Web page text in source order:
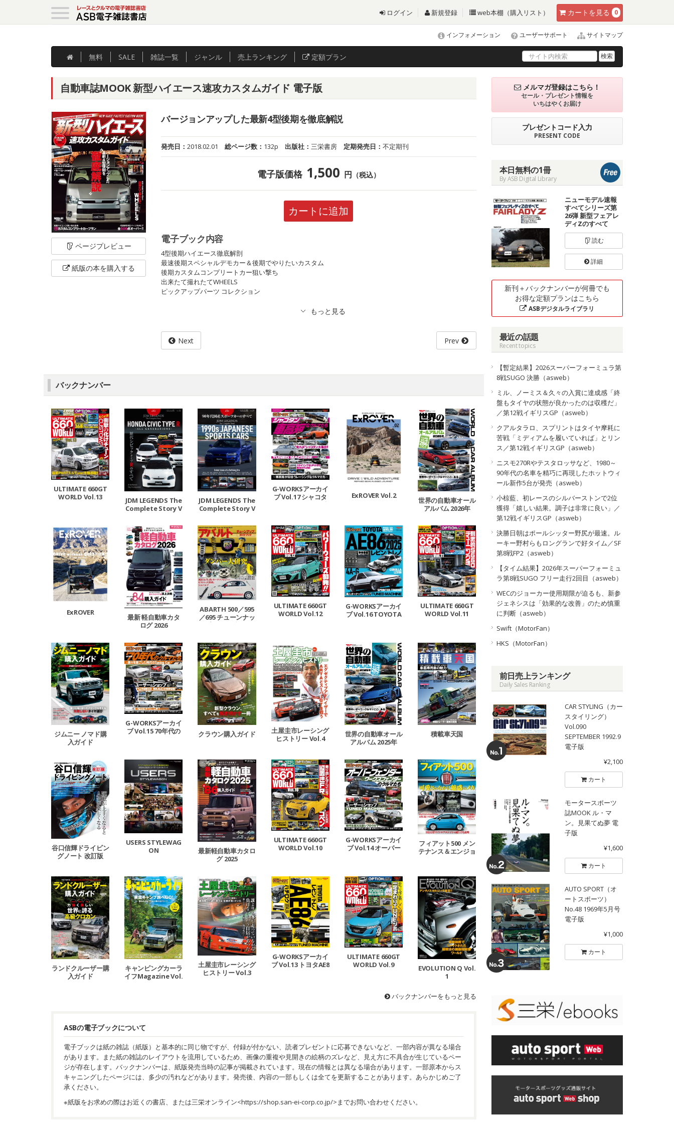
カート を見る 0
ログイン 新規登録 web本棚（購入リスト）
インフォメーション ユーザーサポート サイトマップ
無料 SALE 雑誌一覧 ジャンル 売上ランキング 定額プラン 検索
自動車誌MOOK 新型ハイエース速攻カスタムガイド 電子版
ページプレビュー
紙版の本を購入する
バージョンアップした最新4型後期を徹底解説
発売日：2018.02.01 総ページ数： 132p 出版社：三栄書房 定期発売日：不定期刊
電子版価格 1,500 円 （税込）
カートに追加
電子ブック内容
4型後期ハイエース徹底解剖
最速後期スペシャルデモカー＆後期でやりたいカスタム
後期カスタムコンプリートカー狙い撃ち
出来たて撮れたてWHEELS
ピックアップパーツ コレクション
Next Prev
バックナンバー
ULTIMATE 660GT
WORLD Vol.13
JDM LEGENDS The
Complete Story V
JDM LEGENDS The
Complete Story V
G-WORKSアーカイ
ブ Vol.17 シャコタ
ンなクルマたち ─車
ExROVER Vol.2
世界の自動車オール
アルバム 2026年
ExROVER
最新 軽自動車カタ
ログ 2026
ABARTH 500／595
／695 チューンナッ
プガイドブック
ULTIMATE 660GT
WORLD Vol.12
G-WORKSアーカイ
ブ Vol.16 TOYOTA
ULTIMATE 660GT
WORLD Vol.11
ジムニー ノマド購
入ガイド
G-WORKSアーカイ
ブ Vol.15 70年代の
クラウン購入ガイド
土屋圭市レーシング
ヒストリー Vol.4
世界の自動車オール
アルバム 2025年
積載車天国
谷口信輝ドライビン
グノート 改訂版
USERS STYLEWAG
ON
最新軽自動車カタロ
グ 2025
ULTIMATE 660GT
WORLD Vol.10
G-WORKSアーカイ
ブ Vol.14 オーバー
フィアット500 メン
テナンス＆エンジョ
ランドクルーザー購
入ガイド
キャンピングカーラ
イフMagazine Vol.
土屋圭市レーシング
ヒストリー Vol.3
G-WORKSアーカイ
ブ Vol.13 トヨタAE8
ULTIMATE 660GT
WORLD Vol.9
EVOLUTION Q Vol.
1
バックナンバーをもっと見る
ASBの電子ブックについて
電子ブックは紙の雑誌（紙版）と基本的に同じ物ですが、付録が付かない、読者プレゼントに応募できないなど、一部内容が異なる場合
があります。また紙の雑誌のレイアウトを流用しているため、画像の重複や見開きの絵柄のズレなど、見え方に不具合が生じているペー
ジが存在します。バックナンバーは、紙版発売当時の記事が掲載されています。現在の情報とは異なる場合があります。一部原本からス
キャニングしたページには、多少の汚れなどがあります。発売後、内容の一部もしくは全てを更新することがあります。あらかじめご了
承ください。
※紙版をお求めの際はお近くの書店、または三栄オンライン<https://shop.san-ei-corp.co.jp/>までお問い合わせください。
メルマガ登録はこちら！
セール・プレゼント情報を
いちはやくお届け
プレゼントコード入力
PRESENT CODE
本日無料の1冊
By ASB Digital Library
ニューモデル速報
すべてシリーズ第
26弾 新型フェアレ
ディZのすべて
読む
詳細
新刊＋バックナンバーが何冊でも
お得な定額プランはこちら
ASBデジタルライブラリ
最近の話題
Recent topics
【暫定結果】2026スーパーフォーミュラ第
8戦SUGO 決勝（asweb）
ミル、ノーミス＆久々の入賞に達成感「終
盤もタイヤの状態が良かったのは収穫だ」
／第12戦イギリスGP（asweb）
クアルタラロ、スプリントはタイヤ摩耗に
苦戦「ミディアムを履いていれば」とリン
ス／第12戦イギリスGP（asweb）
ニスモ270Rやテスタロッサなど、1980～
90年代の名車を精巧に再現したホットウィ
ール新作5台が発売（asweb）
小椋藍、初レースのシルバーストンで2位
獲得「嬉しい結果。調子は非常に良い」／
第12戦イギリスGP（asweb）
決勝日朝はポールシッター野尻が最速。ル
ーキー野村らもロングランで好タイム／SF
第8戦FP2（asweb）
【タイム結果】2026年スーパーフォーミュ
ラ第8戦SUGO フリー走行2回目（asweb）
WECのジョーカー使用期限が迫るも、新参
ジェネシスは「効果的な改善」のため慎重
に判断（asweb）
Swift（MotorFan）
HKS（MotorFan）
前日売上ランキング
Daily Sales Ranking
CAR STYLING（カー
スタイリング）
Vol.090
SEPTEMBER 1992.9
電子版
¥2,100
カート
モータースポーツ
誌MOOK ル・マ
ン。見果てぬ夢 電
子版
¥1,600
カート
AUTO SPORT（オ
ートスポーツ）
No.48 1969年5月号
電子版
¥1,000
カート